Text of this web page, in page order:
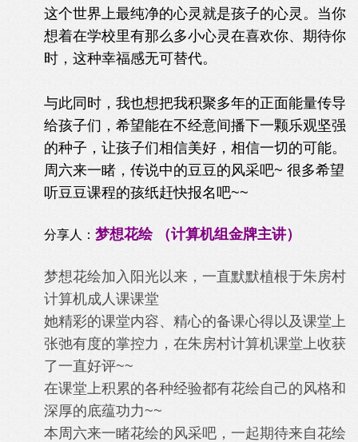
这个世界上最纯净的心灵就是孩子的心灵。当你
想着在学校里有那么多小心灵在喜欢你、期待你
时，这种幸福感无可替代。
与此同时，我也想把我积聚多年的正面能量传导
给孩子们，希望能在不经意间播下一颗乐观坚强
的种子，让孩子们相信美好，相信一切的可能。
周六来一睹，传说中的豆豆的风采吧~ 很多希望
听豆豆课程的孩纸赶快报名吧~~
分享人： 梦想花绘 （计算机组金牌主讲）
梦想花绘加入阳光以来，一直默默植根于朱房村
计算机成人课课堂
她精彩的课堂内容、精心的备课心得以及课堂上
张弛有度的掌控力，在朱房村计算机课堂上收获
了一直好评~~
在课堂上积累的各种经验都有花绘自己的风格和
深厚的底蕴功力~~
本周六来一睹花绘的风采吧，一起期待来自花绘